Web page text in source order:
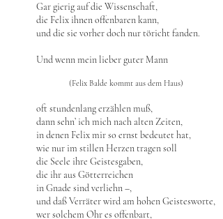
Gar gierig auf die Wissenschaft,
die Felix ihnen offenbaren kann,
und die sie vorher doch nur töricht fanden.
Und wenn mein lieber guter Mann
(Felix Balde kommt aus dem Haus)
oft stundenlang erzählen muß,
dann sehn’ ich mich nach alten Zeiten,
in denen Felix mir so ernst bedeutet hat,
wie nur im stillen Herzen tragen soll
die Seele ihre Geistesgaben,
die ihr aus Götterreichen
in Gnade sind verliehn –,
und daß Verräter wird am hohen Geistesworte,
wer solchem Ohr es offenbart,